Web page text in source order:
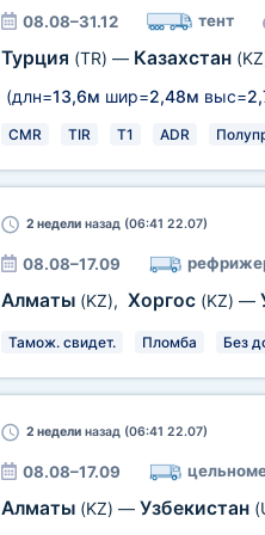
08.08–31.12 тент
Турция (TR) — Казахстан
(длн=13,6м шир=2,48м выс=
CMR TIR T1 ADR
2 неделиназад (06:41 22.07)
08.08–17.09
Алматы (KZ), Хоргос (KZ) —
Тамож. свидет. Пломба Без
2 неделиназад (06:41 22.07)
08.08–17.09
Алматы (KZ) — Узбекистан